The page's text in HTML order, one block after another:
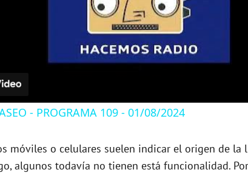
l
a
y
i
- PROGRAMA 109 - 01/08/2024
móviles o celulares suelen indicar el origen de la
algunos todavía no tienen está funcionalidad.